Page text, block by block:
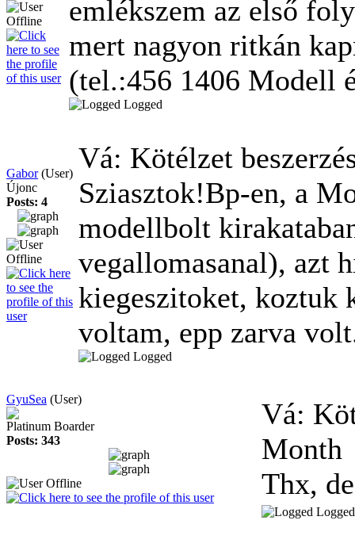
emlékszem az első
mert nagyon ritkán
(tel.:456 1406 Modell
Logged
Gabor (User)
Újonc
Posts: 4
Vá: Kötélzet
Sziasztok!Bp-en, a
modellbolt
vegallomasanal), azt
kiegeszitoket, koztuk
voltam, epp zarva
Logged
GyuSea (User)
Platinum Boarder
Posts: 343
Vá:
Month
Thx,
Logged